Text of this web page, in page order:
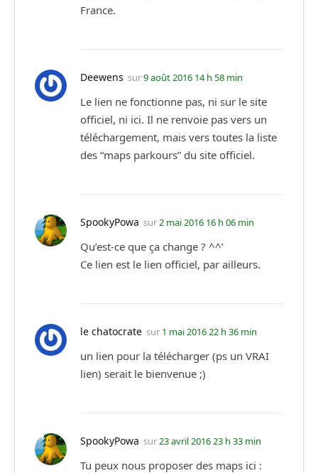
France.
Deewens sur9 août 2016 14 h 58 min
Le lien ne fonctionne pas, ni sur le site
officiel, ni ici. Il ne renvoie pas vers un
téléchargement, mais vers toutes la liste
des “maps parkours” du site officiel.
SpookyPowa sur2 mai 2016 16 h 06 min
Qu’est-ce que ça change ? ^^’
Ce lien est le lien officiel, par ailleurs.
le chatocrate sur 1 mai 2016 22 h 36 min
un lien pour la télécharger (ps un VRAI
lien) serait le bienvenue ;)
SpookyPowa sur23 avril 2016 23 h 33 min
Tu peux nous proposer des maps ici :